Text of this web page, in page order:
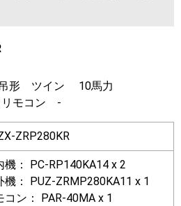
形 ツイン 10馬力
リモコン -
ZRP280KR
機： PC-RP140KA14 x 2
機： PUZ-ZRMP280KA11 x 1
コン： PAR-40MA x 1